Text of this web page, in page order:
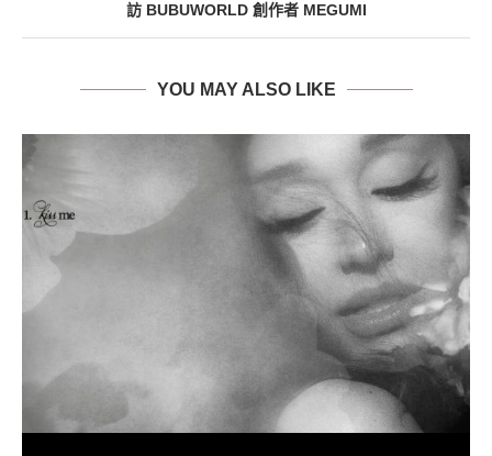
訪 BUBUWORLD 創作者 MEGUMI
YOU MAY ALSO LIKE